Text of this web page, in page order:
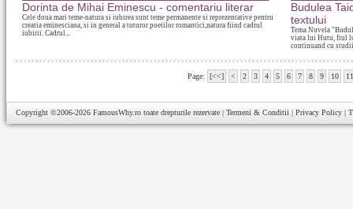
Dorinta de Mihai Eminescu - comentariu literar
Cele doua mari teme-natura si iubirea sunt teme permanente si reprezentative pentru
creatia eminesciana, si in general a tuturor poetilor romantici,natura fiind cadrul
iubirii. Cadrul...
Budulea
textului
Tema Nuvela
viata lui Hutu, fiul
continuand cu
Page: [<<] < 2 3 4 5 6 7 8 9 10 11
Copyright ©2006-2026 FamousWhy.ro toate drepturile rezervate | Termeni & Conditii | Privacy Policy |